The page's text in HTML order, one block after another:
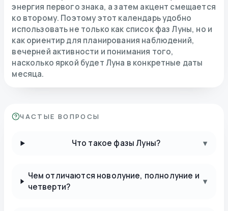
энергия первого знака, а затем акцент смещается
ко второму. Поэтому этот календарь удобно
использовать не только как список фаз Луны, но и
как ориентир для планирования наблюдений,
вечерней активности и понимания того,
насколько яркой будет Луна в конкретные даты
месяца.
ЧАСТЫЕ ВОПРОСЫ
Что такое фазы Луны? ▾
Чем отличаются новолуние, полнолуние и
четверти?
▾